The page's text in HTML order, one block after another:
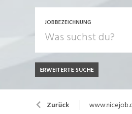
JOBBEZEICHNUNG
JOB-TYP
Festanstellung
Bank, Versicherung
Chemie, Pharma,
ERWEITERTE SUCHE
Zurück